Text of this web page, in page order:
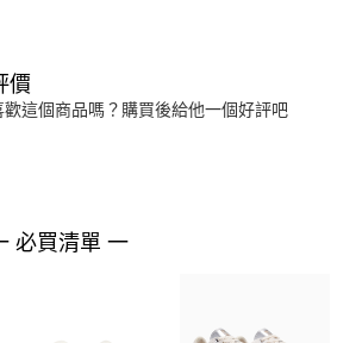
價
歡這個商品嗎？購買後給他一個好評吧
必買清單 一